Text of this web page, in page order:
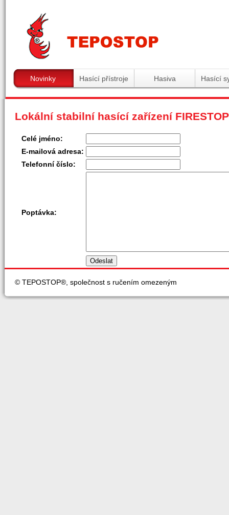
Tepostop - www.hasici-
Novinky Hasící přístroje Hasiva Hasící
Lokální stabilní hasící zařízení FIRESTOP
Celé jméno:
E-mailová adresa:
Telefonní číslo:
Poptávka:
© TEPOSTOP®, společnost s ručením omezeným